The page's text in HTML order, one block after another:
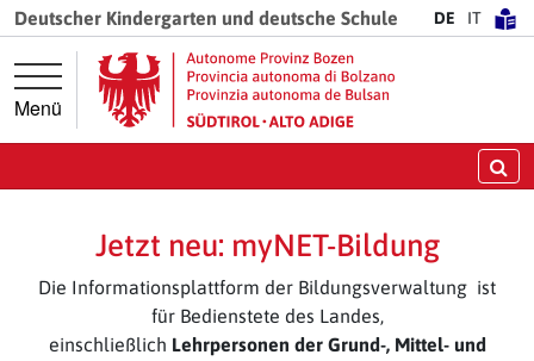
Springe direkt zur Hauptnavigation
Springe direkt zum Inhalt
Deutscher Kindergarten und deutsche Schule DE IT
Menü
Jetzt neu: myNET-Bildung
Die Informationsplattform der Bildungsverwaltung ist
für Bedienstete des Landes,
einschließlich Lehrpersonen der Grund-, Mittel- und